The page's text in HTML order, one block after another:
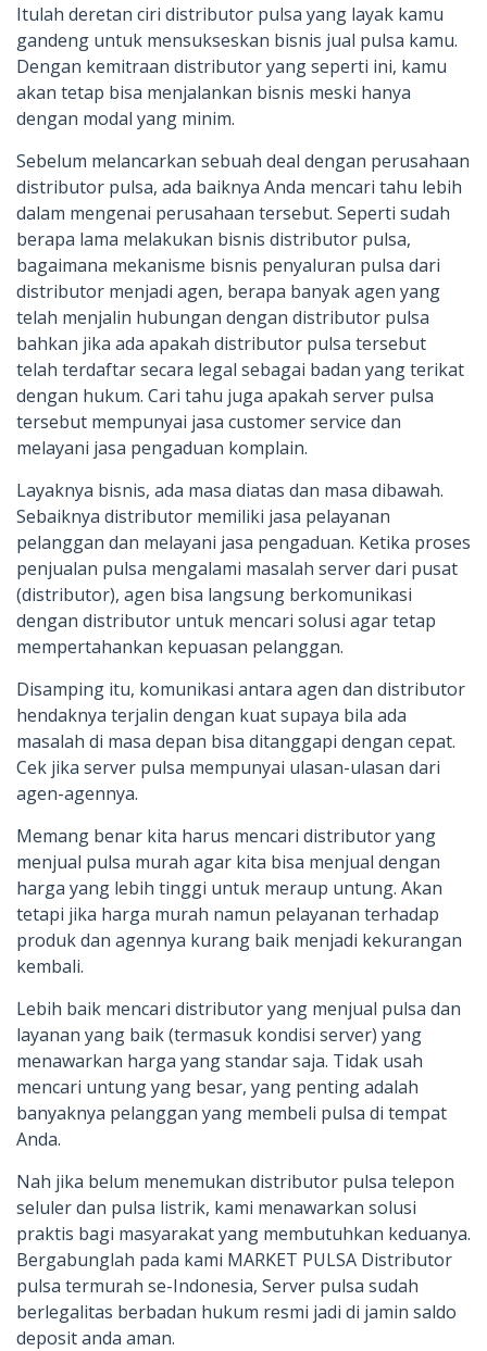
Itulah deretan ciri distributor pulsa yang layak kamu
gandeng untuk mensukseskan bisnis jual pulsa kamu.
Dengan kemitraan distributor yang seperti ini, kamu
akan tetap bisa menjalankan bisnis meski hanya
dengan modal yang minim.
Sebelum melancarkan sebuah deal dengan perusahaan
distributor pulsa, ada baiknya Anda mencari tahu lebih
dalam mengenai perusahaan tersebut. Seperti sudah
berapa lama melakukan bisnis distributor pulsa,
bagaimana mekanisme bisnis penyaluran pulsa dari
distributor menjadi agen, berapa banyak agen yang
telah menjalin hubungan dengan distributor pulsa
bahkan jika ada apakah distributor pulsa tersebut
telah terdaftar secara legal sebagai badan yang terikat
dengan hukum. Cari tahu juga apakah server pulsa
tersebut mempunyai jasa customer service dan
melayani jasa pengaduan komplain.
Layaknya bisnis, ada masa diatas dan masa dibawah.
Sebaiknya distributor memiliki jasa pelayanan
pelanggan dan melayani jasa pengaduan. Ketika proses
penjualan pulsa mengalami masalah server dari pusat
(distributor), agen bisa langsung berkomunikasi
dengan distributor untuk mencari solusi agar tetap
mempertahankan kepuasan pelanggan.
Disamping itu, komunikasi antara agen dan distributor
hendaknya terjalin dengan kuat supaya bila ada
masalah di masa depan bisa ditanggapi dengan cepat.
Cek jika server pulsa mempunyai ulasan-ulasan dari
agen-agennya.
Memang benar kita harus mencari distributor yang
menjual pulsa murah agar kita bisa menjual dengan
harga yang lebih tinggi untuk meraup untung. Akan
tetapi jika harga murah namun pelayanan terhadap
produk dan agennya kurang baik menjadi kekurangan
kembali.
Lebih baik mencari distributor yang menjual pulsa dan
layanan yang baik (termasuk kondisi server) yang
menawarkan harga yang standar saja. Tidak usah
mencari untung yang besar, yang penting adalah
banyaknya pelanggan yang membeli pulsa di tempat
Anda.
Nah jika belum menemukan distributor pulsa telepon
seluler dan pulsa listrik, kami menawarkan solusi
praktis bagi masyarakat yang membutuhkan keduanya.
Bergabunglah pada kami MARKET PULSA Distributor
pulsa termurah se-Indonesia, Server pulsa sudah
berlegalitas berbadan hukum resmi jadi di jamin saldo
deposit anda aman.